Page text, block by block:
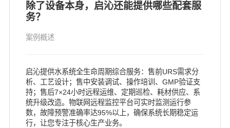
除了设备本身，启沁还能提供哪些配套服
务？
案例概述
启沁提供水系统全生命周期综合服务：售前URS需求分
析、工艺设计；售中安装调试、操作培训、GMP验证支
持；售后7×24小时远程运维、定期巡检、耗材供应、系
统升级改造。物联网远程监控平台可实时监测运行参
数，故障预警准确率达95%以上，确保系统长期稳定运
行，让您专注于核心生产业务。